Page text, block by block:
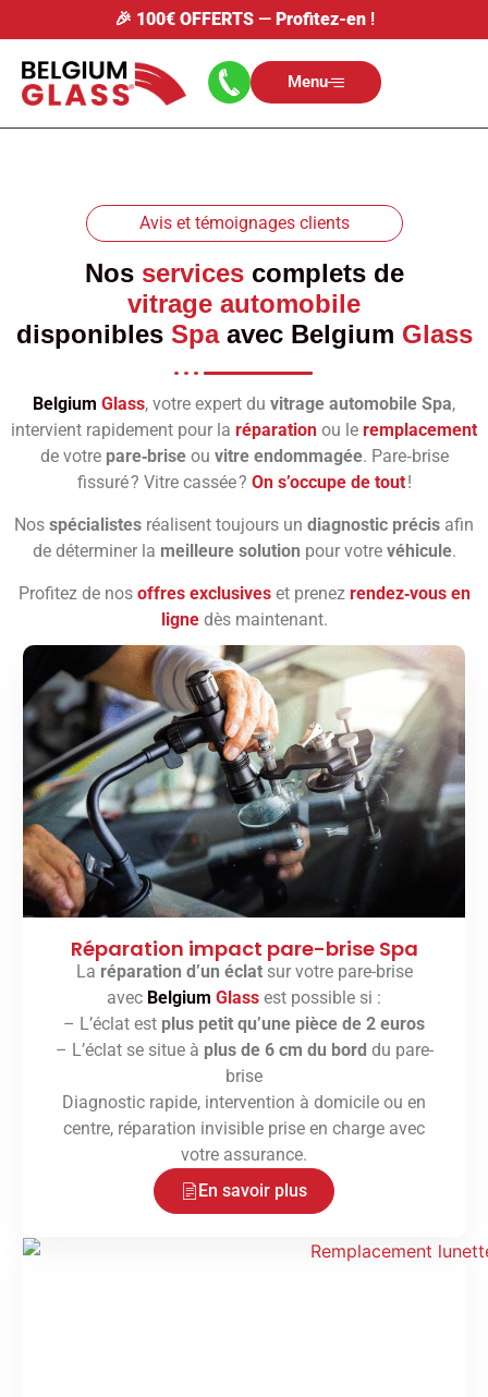
🎉 100€ OFFERTS— Profitez-en!
Menu
Avis et témoignages clients
Nos servicescomplets de
vitrage automobile
disponibles Spaavec Belgium Glass
Belgium Glass, votre expert du vitrage automobile Spa,
intervient rapidement pour la réparation ou le remplacement
de votre pare‑briseou vitre endommagée. Pare‑brise
fissuré ? Vitre cassée ? On s’occupe de tout!
Nos spécialistes réalisent toujours un diagnostic précis afin
de déterminer la meilleure solution pour votre véhicule.
Profitez de nos offres exclusiveset prenez rendez‑vous en
lignedès maintenant.
Réparation impact pare-brise Spa
La réparation d’un éclatsur votre pare-brise
avec Belgium Glass est possible si :
– L’éclat est plus petit qu’une pièce de 2 euros
– L’éclat se situe à plus de 6 cm du bord du pare-
brise
Diagnostic rapide, intervention à domicile ou en
centre, réparation invisible prise en charge avec
votre assurance.
En savoir plus